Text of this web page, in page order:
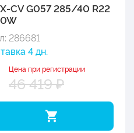
CV G057 285/40 R22
286681
4 дн.
Цена при регистрации
46 419 ₽